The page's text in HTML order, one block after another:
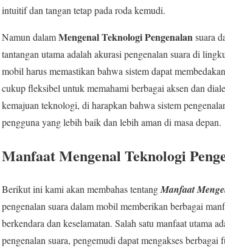
intuitif dan tangan tetap pada roda kemudi.
Namun dalamMengenal Teknologi Pengenalansuara
tantangan utama adalah akurasi pengenalan suara di
mobil harus memastikan bahwa sistem dapat
cukup fleksibel untuk memahami berbagai aksen dan
kemajuan teknologi, di harapkan bahwa sistem
pengguna yang lebih baik dan lebih aman di masa depan.
Manfaat Mengenal Teknologi
Berikut ini kami akan membahas tentangManfaat
pengenalan suara dalam mobil memberikan berbagai
berkendara dan keselamatan. Salah satu manfaat utama
pengenalan suara, pengemudi dapat mengakses